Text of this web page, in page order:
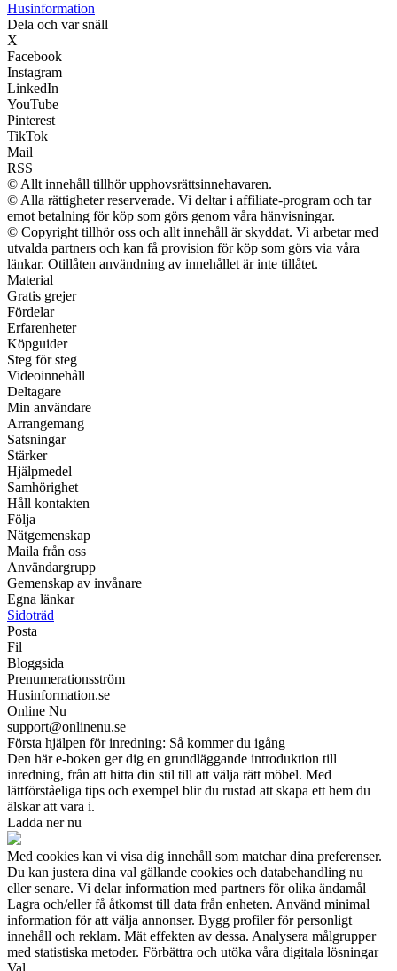
Husinformation
Dela och var snäll
X
Facebook
Instagram
LinkedIn
YouTube
Pinterest
TikTok
Mail
RSS
© Allt innehåll tillhör upphovsrättsinnehavaren.
© Alla rättigheter reserverade. Vi deltar i affiliate-program och tar
emot betalning för köp som görs genom våra hänvisningar.
© Copyright tillhör oss och allt innehåll är skyddat. Vi arbetar med
utvalda partners och kan få provision för köp som görs via våra
länkar. Otillåten användning av innehållet är inte tillåtet.
Material
Gratis grejer
Fördelar
Erfarenheter
Köpguider
Steg för steg
Videoinnehåll
Deltagare
Min användare
Arrangemang
Satsningar
Stärker
Hjälpmedel
Samhörighet
Håll kontakten
Följa
Nätgemenskap
Maila från oss
Användargrupp
Gemenskap av invånare
Egna länkar
Sidoträd
Posta
Fil
Bloggsida
Prenumerationsström
Husinformation.se
Online Nu
support@onlinenu.se
Första hjälpen för inredning: Så kommer du igång
Den här e-boken ger dig en grundläggande introduktion till
inredning, från att hitta din stil till att välja rätt möbel. Med
lättförståeliga tips och exempel blir du rustad att skapa ett hem du
älskar att vara i.
Ladda ner nu
Med cookies kan vi visa dig innehåll som matchar dina preferenser.
Du kan justera dina val gällande cookies och databehandling nu
eller senare. Vi delar information med partners för olika ändamål
Lagra och/eller få åtkomst till data från enheten. Använd minimal
information för att välja annonser. Bygg profiler för personligt
innehåll och reklam. Mät effekten av dessa. Analysera målgrupper
med statistiska metoder. Förbättra och utöka våra digitala lösningar